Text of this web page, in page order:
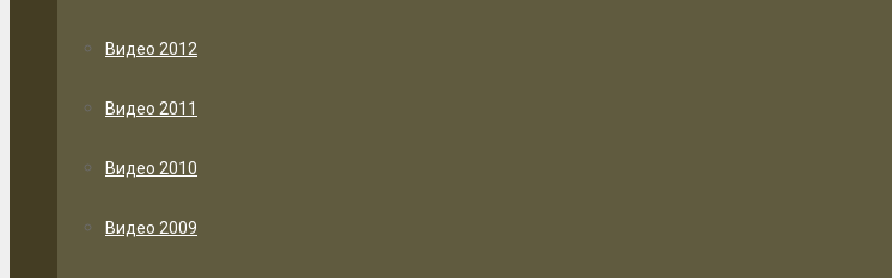
Видео 2012
Видео 2011
Видео 2010
Видео 2009